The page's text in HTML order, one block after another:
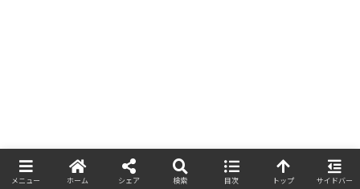
メニュー ホーム シェア 検索 目次 トップ サイドバー